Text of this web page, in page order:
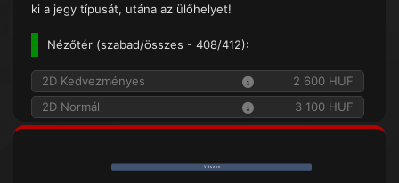
ki a jegy típusát, utána az ülőhelyet!
Nézőtér (szabad/összes - 408/412):
2D Kedvezményes
2 600 HUF
2D Normál
3 100 HUF
V á s z o n